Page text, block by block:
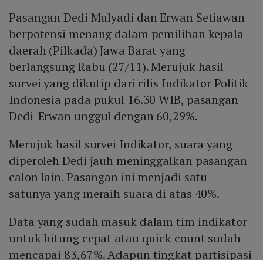
Pasangan Dedi Mulyadi dan Erwan Setiawan
berpotensi menang dalam pemilihan kepala
daerah (Pilkada) Jawa Barat yang
berlangsung Rabu (27/11). Merujuk hasil
survei yang dikutip dari rilis Indikator Politik
Indonesia pada pukul 16.30 WIB, pasangan
Dedi-Erwan unggul dengan 60,29%.
Merujuk hasil survei Indikator, suara yang
diperoleh Dedi jauh meninggalkan pasangan
calon lain. Pasangan ini menjadi satu-
satunya yang meraih suara di atas 40%.
Data yang sudah masuk dalam tim indikator
untuk hitung cepat atau quick count sudah
mencapai 83,67%. Adapun tingkat partisipasi